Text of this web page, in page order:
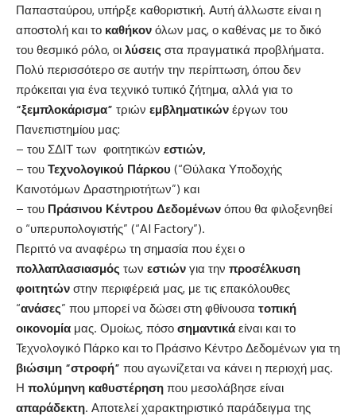
Παπασταύρου, υπήρξε καθοριστική. Αυτή άλλωστε είναι η
αποστολή και το καθήκον όλων μας, ο καθένας με το δικό
του θεσμικό ρόλο, οι λύσεις στα πραγματικά προβλήματα.
Πολύ περισσότερο σε αυτήν την περίπτωση, όπου δεν
πρόκειται για ένα τεχνικό τυπικό ζήτημα, αλλά για το
“ξεμπλοκάρισμα” τριών εμβληματικών έργων του
Πανεπιστημίου μας:
– του ΣΔΙΤ των φοιτητικών εστιών,
– του Τεχνολογικού Πάρκου (“Θύλακα Υποδοχής
Καινοτόμων Δραστηριοτήτων”) και
– του Πράσινου Κέντρου Δεδομένων όπου θα φιλοξενηθεί
ο “υπερυπολογιστής” (“AI Factory”).
Περιττό να αναφέρω τη σημασία που έχει ο
πολλαπλασιασμός των εστιών για την προσέλκυση
φοιτητών στην περιφέρειά μας, με τις επακόλουθες
“ανάσες” που μπορεί να δώσει στη φθίνουσα τοπική
οικονομία μας. Ομοίως, πόσο σημαντικά είναι και το
Τεχνολογικό Πάρκο και το Πράσινο Κέντρο Δεδομένων για τη
βιώσιμη “στροφή” που αγωνίζεται να κάνει η περιοχή μας.
Η πολύμηνη καθυστέρηση που μεσολάβησε είναι
απαράδεκτη. Αποτελεί χαρακτηριστικό παράδειγμα της